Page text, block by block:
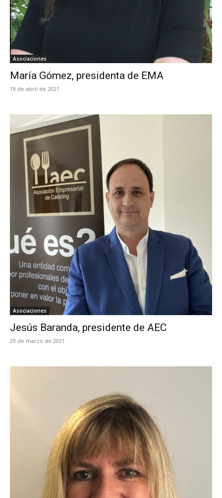
Asociaciones
María Gómez, presidenta de EMA
19 de abril de 2021
Asociaciones
Jesús Baranda, presidente de AEC
29 de marzo de 2021